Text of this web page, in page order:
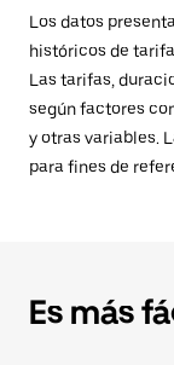
Los datos
históricos de
Las tarifas,
según factores
y otras variables.
para fines de
Es más